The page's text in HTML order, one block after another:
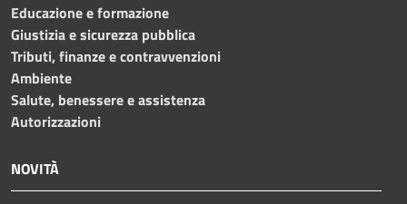
Educazione e formazione
Giustizia e sicurezza pubblica
Tributi, finanze e contravvenzioni
Ambiente
Salute, benessere e assistenza
Autorizzazioni
NOVITÀ